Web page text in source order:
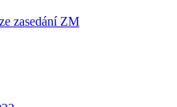
zasedání ZM